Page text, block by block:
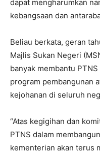
dapat mengharumkan
kebangsaan dan
Beliau berkata, geran
Majlis Sukan Negeri
banyak membantu
program pembangunan
kejohanan di seluruh
“Atas kegigihan dan
PTNS dalam
kementerian akan terus